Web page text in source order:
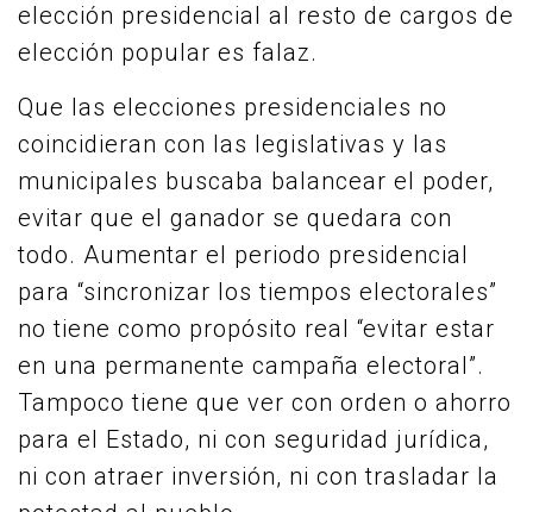
elección presidencial al resto de cargos de
elección popular es falaz.
Que las elecciones presidenciales no
coincidieran con las legislativas y las
municipales buscaba balancear el poder,
evitar que el ganador se quedara con
todo. Aumentar el periodo presidencial
para “sincronizar los tiempos electorales”
no tiene como propósito real “evitar estar
en una permanente campaña electoral”.
Tampoco tiene que ver con orden o ahorro
para el Estado, ni con seguridad jurídica,
ni con atraer inversión, ni con trasladar la